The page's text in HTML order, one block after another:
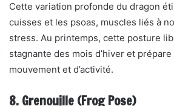
Cette variation profonde du dragon
cuisses et les psoas, muscles liés à
stress. Au printemps, cette posture
stagnante des mois d’hiver et
mouvement et d’activité.
8. Grenouille (Frog Pose)